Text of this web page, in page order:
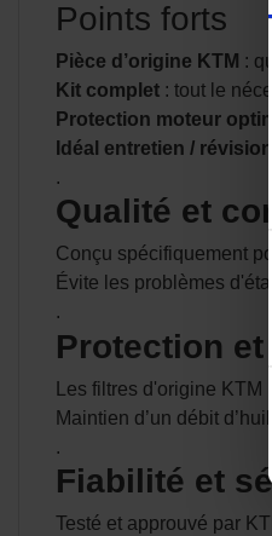
Points forts
Pièce d’origine KTM :
Kit complet : tout le
Protection moteur
Idéal entretien / révision
.
Qualité et
Conçu spécifiquement
Évite les problèmes
.
Protection
Les filtres d'origine
Maintien d’un débit
.
Fiabilité et
Testé et approuvé par